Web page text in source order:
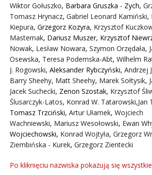
Wiktor Gołuszko, Barbara Gruszka - Zych,
Tomasz Hrynacz, Gabriel Leonard Kamiński,
Kiepura, Grzegorz Kozyra, Krzysztof
Masternak, Dariusz Muszer, Krzysztof
Nowak, Lesław Nowara, Szymon Orzędała,
Osewska, Teresa Podemska-Abt, Wilhelm
J. Rogowski, Aleksander Rybczyński, Andrzej
Barry Sheehy, Matt Sheehy, Marek Sołtysik,
Jacek Suchecki, Zenon Szostak, Krzysztof
Ślusarczyk-Latos, Konrad W. Tatarowski,Jan
Tomasz Trzciński, Artur Ułamek, Wojciech
Wachniewski, Mariusz Wesołowski, Ewan
Wojciechowski, Konrad Wojtyła, Grzegorz
Ziembińska - Kurek, Grzegorz Zientecki
Po kliknięciu nazwiska pokazują się